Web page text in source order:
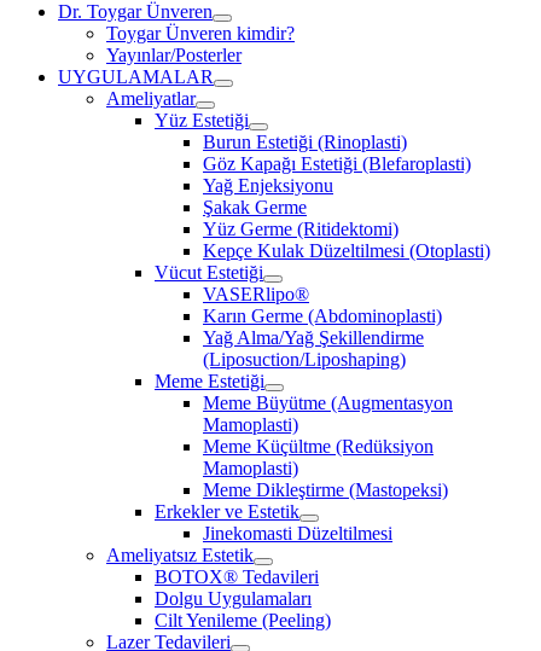
Dr. Toygar Ünveren
Toygar Ünveren kimdir?
Yayınlar/Posterler
UYGULAMALAR
Ameliyatlar
Yüz Estetiği
Burun Estetiği (Rinoplasti)
Göz Kapağı Estetiği (Blefaroplasti)
Yağ Enjeksiyonu
Şakak Germe
Yüz Germe (Ritidektomi)
Kepçe Kulak Düzeltilmesi (Otoplasti)
Vücut Estetiği
VASERlipo®
Karın Germe (Abdominoplasti)
Yağ Alma/Yağ Şekillendirme
(Liposuction/Liposhaping)
Meme Estetiği
Meme Büyütme (Augmentasyon
Mamoplasti)
Meme Küçültme (Redüksiyon
Mamoplasti)
Meme Dikleştirme (Mastopeksi)
Erkekler ve Estetik
Jinekomasti Düzeltilmesi
Ameliyatsız Estetik
BOTOX® Tedavileri
Dolgu Uygulamaları
Cilt Yenileme (Peeling)
Lazer Tedavileri